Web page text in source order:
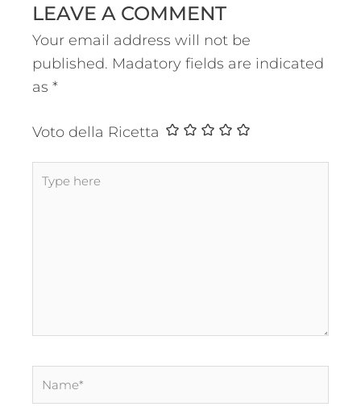
LEAVE A COMMENT
Your email address will not be
published. Madatory fields are indicated
as *
Voto della Ricetta
Type
Name*